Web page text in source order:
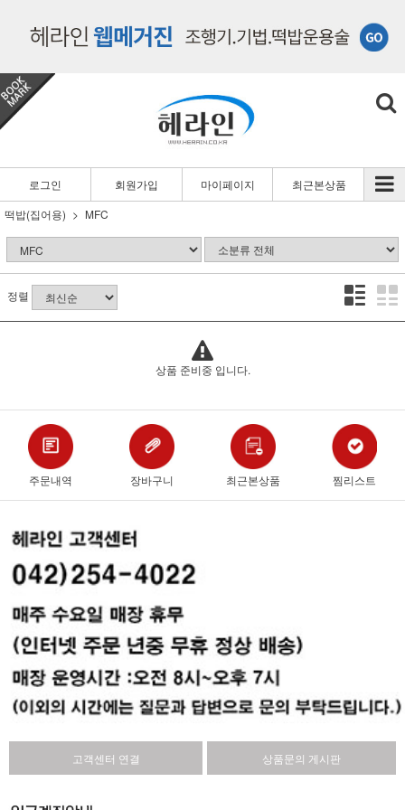
로그인 회원가입 마이페이지
최근본상품
떡밥(집어용)
MFC
정렬
상품 준비중 입니다.
주문내역 장바구니 최근본상품 찜리스트
고객센터 연결 상품문의 게시판